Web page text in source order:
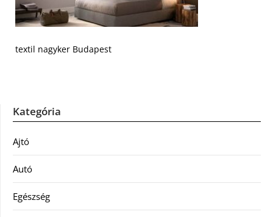
textil nagyker Budapest
Kategória
Ajtó
Autó
Egészség